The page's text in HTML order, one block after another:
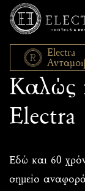
Electra
Καλώς
Electra
Εδώ και 60
σημείο